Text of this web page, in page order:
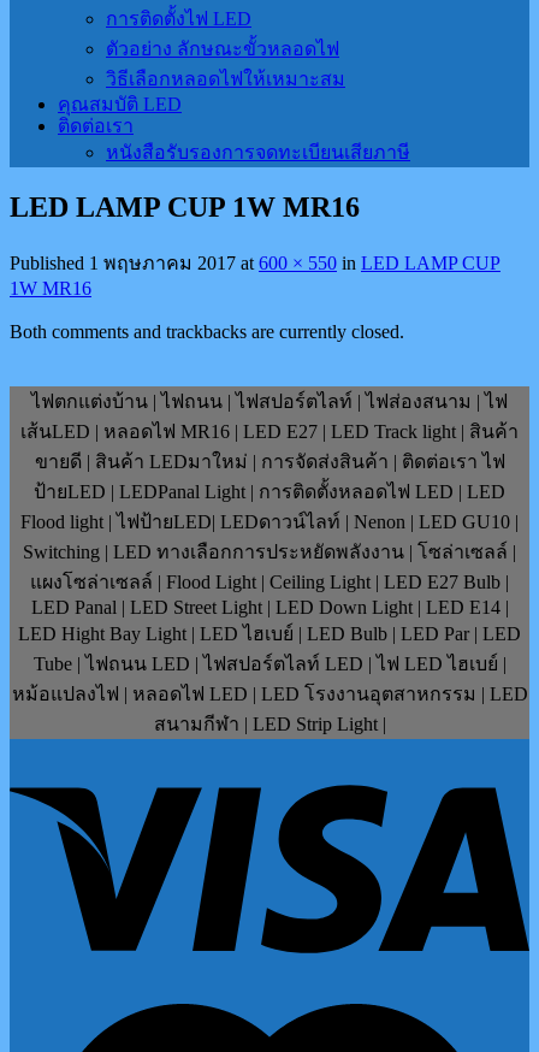
การติดตั้งไฟ LED
ตัวอย่าง ลักษณะขั้วหลอดไฟ
วิธีเลือกหลอดไฟให้เหมาะสม
คุณสมบัติ LED
ติดต่อเรา
หนังสือรับรองการจดทะเบียนเสียภาษี
LED LAMP CUP 1W MR16
Published 1 พฤษภาคม 2017 at 600 × 550 in LED LAMP CUP
1W MR16
Both comments and trackbacks are currently closed.
ไฟตกแต่งบ้าน | ไฟถนน | ไฟสปอร์ตไลท์ | ไฟส่องสนาม | ไฟ
เส้นLED | หลอดไฟ MR16 | LED E27 | LED Track light | สินค้า
ขายดี | สินค้า LEDมาใหม่ | การจัดส่งสินค้า | ติดต่อเรา ไฟ
ป้ายLED | LEDPanal Light | การติดตั้งหลอดไฟ LED | LED
Flood light | ไฟป้ายLED| LEDดาวน์ไลท์ | Nenon | LED GU10 |
Switching | LED ทางเลือกการประหยัดพลังงาน | โซล่าเซลล์ |
แผงโซล่าเซลล์ | Flood Light | Ceiling Light | LED E27 Bulb |
LED Panal | LED Street Light | LED Down Light | LED E14 |
LED Hight Bay Light | LED ไฮเบย์ | LED Bulb | LED Par | LED
Tube | ไฟถนน LED | ไฟสปอร์ตไลท์ LED | ไฟ LED ไฮเบย์ |
หม้อแปลงไฟ | หลอดไฟ LED | LED โรงงานอุตสาหกรรม | LED
สนามกีฬา | LED Strip Light |